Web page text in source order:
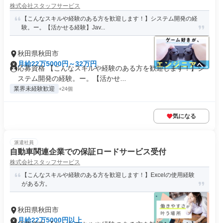
株式会社スタッフサービス
【こんなスキルや経験のある方を歓迎します！】システム開発の経
験。ー。【活かせる経験】Jav...
秋田県秋田市
月給22万5000円～32万円
応募資格 【こんなスキルや経験のある方を歓迎します！】シ
ステム開発の経験。ー。【活かせ...
業界未経験歓迎 +24個
気になる
派遣社員
自動車関連企業での保証ロードサービス受付
株式会社スタッフサービス
【こんなスキルや経験のある方を歓迎します！】Excelの使用経験
がある方。
秋田県秋田市
月給22万5000円以上